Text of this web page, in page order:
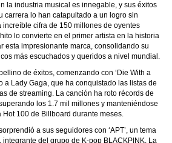
la industria musical es innegable, y sus éxitos
carrera lo han catapultado a un logro sin
cifra de 150 millones de oyentes
lo convierte en el primer artista en la historia
esta impresionante marca, consolidando su
más escuchados y queridos a nivel mundial.
de éxitos, comenzando con ‘Die With a
a Lady Gaga, que ha conquistado las listas de
de streaming. La canción ha roto récords de
los 1.7 mil millones y manteniéndose
100 de Billboard durante meses.
a sus seguidores con ‘APT’, un tema
del grupo de K-pop BLACKPINK. La